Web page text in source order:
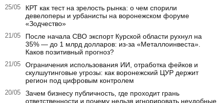
25/05
КРТ как тест на зрелость рынка: о чем спорили
девелоперы и урбанисты на воронежском форуме
«Зодчество»
21/05
После начала СВО экспорт Курской области рухнул на
35% — до 1 млрд долларов: из-за «Металлоинвеста».
Каков позитивный прогноз?
21/05
Ограничения использования ИИ, отработка фейков и
скулшутинговые угрозы: как воронежский ЦУР держит
регион под цифровым контролем
20/05
Зачем бизнесу публичность, где проходит грань
ответственности и почему нельзя игнорировать неудобные